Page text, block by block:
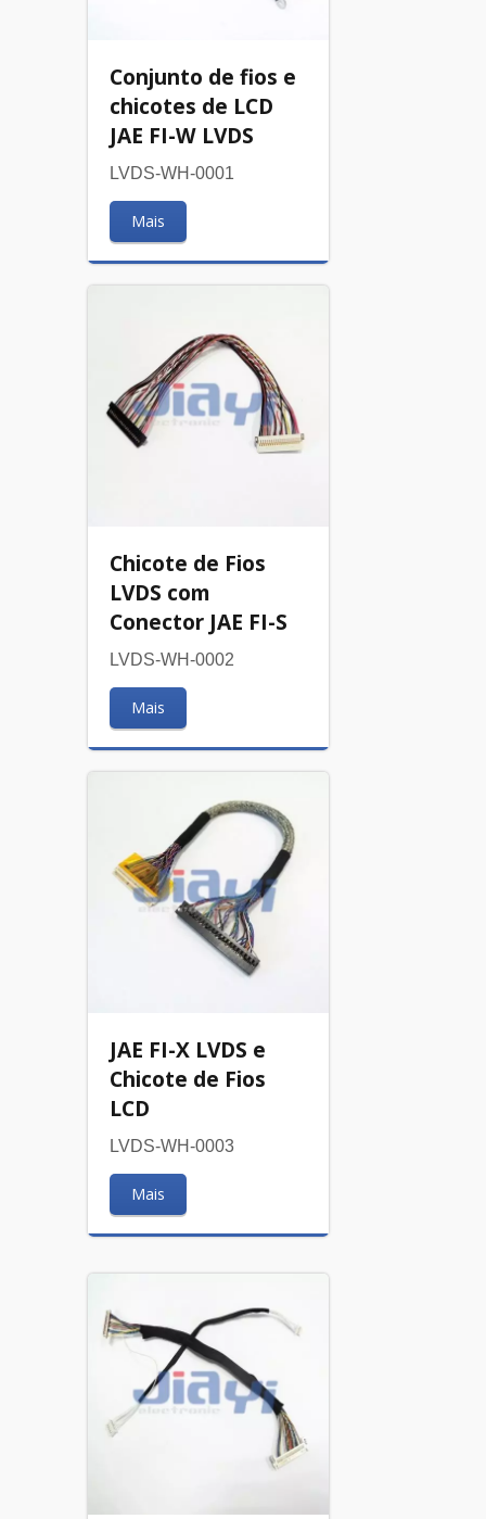
Conjunto de fios e
chicotes de LCD
JAE FI-W LVDS
LVDS-WH-0001
Mais
Chicote de Fios
LVDS com
Conector JAE FI-S
LVDS-WH-0002
Mais
JAE FI-X LVDS e
Chicote de Fios
LCD
LVDS-WH-0003
Mais